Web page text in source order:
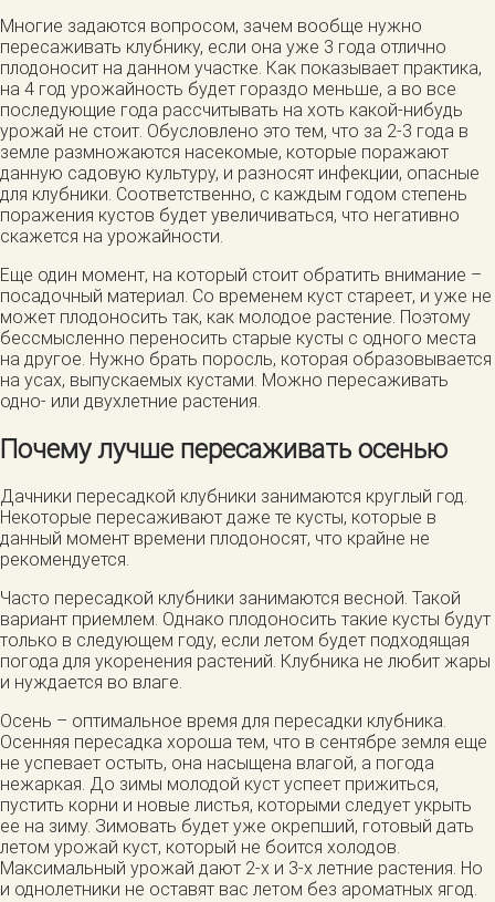
Многие задаются вопросом, зачем вообще нужно
пересаживать клубнику, если она уже 3 года отлично
плодоносит на данном участке. Как показывает практика,
на 4 год урожайность будет гораздо меньше, а во все
последующие года рассчитывать на хоть какой-нибудь
урожай не стоит. Обусловлено это тем, что за 2-3 года в
земле размножаются насекомые, которые поражают
данную садовую культуру, и разносят инфекции, опасные
для клубники. Соответственно, с каждым годом степень
поражения кустов будет увеличиваться, что негативно
скажется на урожайности.
Еще один момент, на который стоит обратить внимание –
посадочный материал. Со временем куст стареет, и уже не
может плодоносить так, как молодое растение. Поэтому
бессмысленно переносить старые кусты с одного места
на другое. Нужно брать поросль, которая образовывается
на усах, выпускаемых кустами. Можно пересаживать
одно- или двухлетние растения.
Почему лучше пересаживать осенью
Дачники пересадкой клубники занимаются круглый год.
Некоторые пересаживают даже те кусты, которые в
данный момент времени плодоносят, что крайне не
рекомендуется.
Часто пересадкой клубники занимаются весной. Такой
вариант приемлем. Однако плодоносить такие кусты будут
только в следующем году, если летом будет подходящая
погода для укоренения растений. Клубника не любит жары
и нуждается во влаге.
Осень – оптимальное время для пересадки клубника.
Осенняя пересадка хороша тем, что в сентябре земля еще
не успевает остыть, она насыщена влагой, а погода
нежаркая. До зимы молодой куст успеет прижиться,
пустить корни и новые листья, которыми следует укрыть
ее на зиму. Зимовать будет уже окрепший, готовый дать
летом урожай куст, который не боится холодов.
Максимальный урожай дают 2-х и 3-х летние растения. Но
и однолетники не оставят вас летом без ароматных ягод.